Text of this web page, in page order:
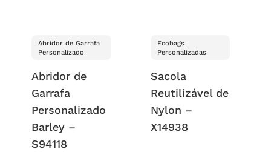
Abridor de Garrafa
Personalizado
Abridor de
Garrafa
Personalizado
Barley –
S94118
Ecobags
Personalizadas
Sacola
Reutilizável de
Nylon –
X14938